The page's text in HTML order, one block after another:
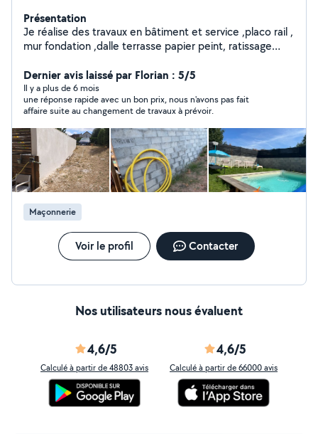
Présentation
Je réalise des travaux en bâtiment et service ,placo rail ,
mur fondation ,dalle terrasse papier peint, ratissage
réparation auto tonte pelouse taille haie ménage pose
fenêtre ext .. à la demande du client
Dernier avis laissé par Florian : 5/5
Il y a plus de 6 mois
une réponse rapide avec un bon prix, nous n'avons pas fait
affaire suite au changement de travaux à prévoir.
Maçonnerie
Voir le profil Contacter
Nos utilisateurs nous évaluent
4,6/5
Calculé à partir de 48803 avis
4,6/5
Calculé à partir de 66000 avis